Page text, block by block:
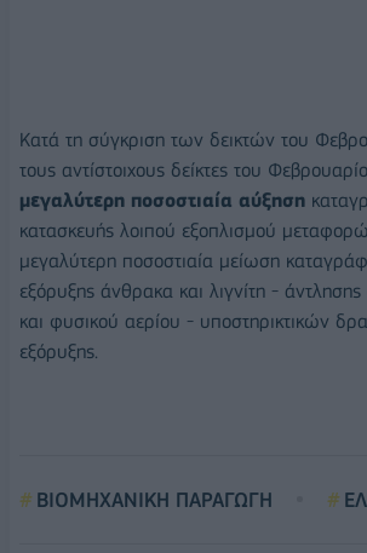
Κατά τη σύγκριση των δεικτών του
τους αντίστοιχους δείκτες του
μεγαλύτερη ποσοστιαία αύξηση
κατασκευής λοιπού εξοπλισμού
μεγαλύτερη ποσοστιαία μείωση
εξόρυξης άνθρακα και λιγνίτη -
και φυσικού αερίου - υποστηρικτικών
εξόρυξης.
ΒΙΟΜΗΧΑΝΙΚΗ ΠΑΡΑΓΩΓΗ